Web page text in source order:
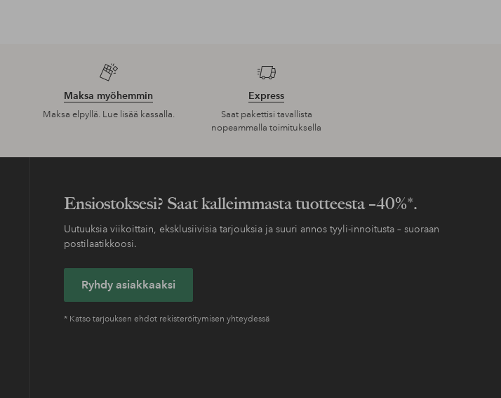
Maksa myöhemmin
Maksa elpyllä. Lue lisää kassalla.
Express
Saat pakettisi tavallista
nopeammalla toimituksella
Ensiostoksesi? Saat kalleimmasta tuotteesta –40%*.
Uutuuksia viikoittain, eksklusiivisia tarjouksia ja suuri annos tyyli-innoitusta – suoraan
postilaatikkoosi.
Ryhdy asiakkaaksi
* Katso tarjouksen ehdot rekisteröitymisen yhteydessä